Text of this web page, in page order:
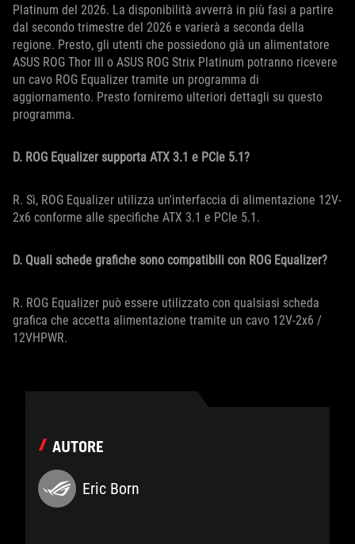
Platinum del 2026. La disponibilità avverrà in più fasi a partire
dal secondo trimestre del 2026 e varierà a seconda della
regione. Presto, gli utenti che possiedono già un alimentatore
ASUS ROG Thor III o ASUS ROG Strix Platinum potranno ricevere
un cavo ROG Equalizer tramite un programma di
aggiornamento. Presto forniremo ulteriori dettagli su questo
programma.
D. ROG Equalizer supporta ATX 3.1 e PCIe 5.1?
R. Sì, ROG Equalizer utilizza un'interfaccia di alimentazione 12V-
2x6 conforme alle specifiche ATX 3.1 e PCIe 5.1.
D. Quali schede grafiche sono compatibili con ROG Equalizer?
R. ROG Equalizer può essere utilizzato con qualsiasi scheda
grafica che accetta alimentazione tramite un cavo 12V-2x6 /
12VHPWR.
AUTORE
Eric Born